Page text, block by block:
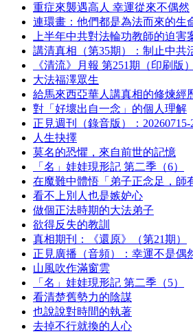
重症來襲遇高人 幸運從來不偶然
連環畫：他們都是為法而來的生
上半年中共對法輪功教師的迫害
講清真相（第35期）：制止中共
《清流》月報 第251期（印刷版）
大法福澤眾生
給馬來西亞華人講真相的修煉經
對「好壞出自一念」的個人理解
正見週刊（錄音版）：20260715-
人生抉擇
莫名的恐懼，來自前世的記憶
「名」娃娃現形記 第二季（6）
在魔難中體悟「弟子正念足，師
看不上別人也是嫉妒心
做個正法時期的大法弟子
欲得反失的教訓
真相期刊：《還原》（第21期）
正見廣播（音頻）：幸運不是偶
山風吹作滿窗雲
「名」娃娃現形記 第二季（5）
看清楚舊勢力的陰謀
也說說對時間的執著
去掉不行就換的人心